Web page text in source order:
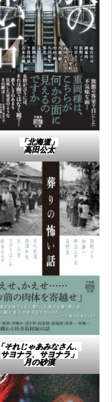
「北海道」​
高田公太​
「それじゃあみなさん、
サヨナラ、サヨナラ」​
月の砂漠​